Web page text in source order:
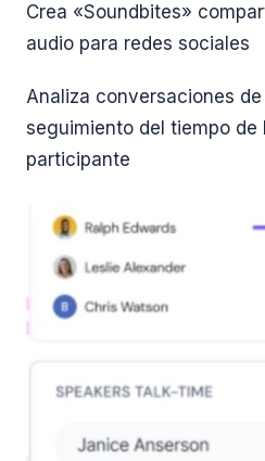
Crea «Soundbites»
audio para redes sociales
Analiza conversaciones
seguimiento del tiempo de
participante